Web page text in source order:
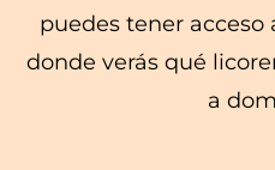
puedes tener
donde verás qué
a